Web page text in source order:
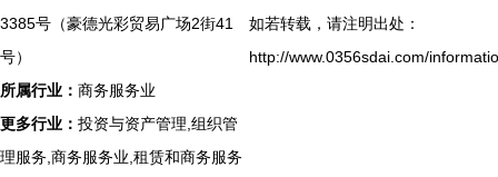
3385号（豪德光彩贸易广场2街41
号）
所属行业： 商务服务业
更多行业： 投资与资产管理,组织管
理服务,商务服务业,租赁和商务服务
如若转载，请注明出处：
http://www.0356sdai.com/